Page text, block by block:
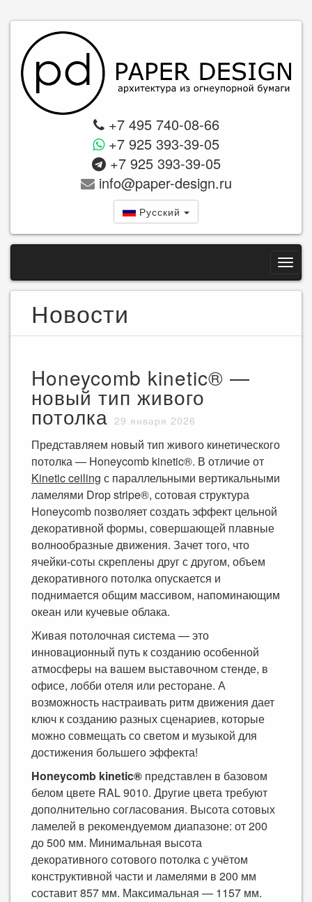
+7 495 740-08-66
+7 925 393-39-05
+7 925 393-39-05
info@paper-design.ru
Русский
Новости
Honeycomb kinetic® —
новый тип живого
потолка 29 января 2026
Представляем новый тип живого кинетического
потолка — Honeycomb kinetic®. В отличие от
Kinetic ceiling с параллельными вертикальными
ламелями Drop stripe®, сотовая структура
Honeycomb позволяет создать эффект цельной
декоративной формы, совершающей плавные
волнообразные движения. Зачет того, что
ячейки-соты скреплены друг с другом, объем
декоративного потолка опускается и
поднимается общим массивом, напоминающим
океан или кучевые облака.
Живая потолочная система — это
инновационный путь к созданию особенной
атмосферы на вашем выставочном стенде, в
офисе, лобби отеля или ресторане. А
возможность настраивать ритм движения дает
ключ к созданию разных сценариев, которые
можно совмещать со светом и музыкой для
достижения большего эффекта!
Honeycomb kinetic® представлен в базовом
белом цвете RAL 9010. Другие цвета требуют
дополнительно согласования. Высота сотовых
ламелей в рекомендуемом диапазоне: от 200
до 500 мм. Минимальная высота
декоративного сотового потолка с учётом
конструктивной части и ламелями в 200 мм
составит 857 мм. Максимальная — 1157 мм.